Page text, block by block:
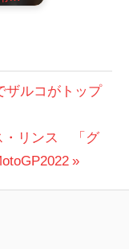
ルコがトップ
・リンス 「グ